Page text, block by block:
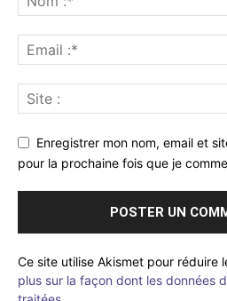
Enregistrer mon nom, email et
pour la prochaine fois que je
Ce site utilise Akismet pour réduire
plus sur la façon dont les données